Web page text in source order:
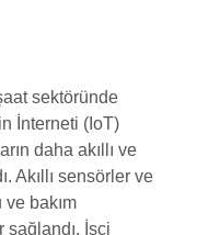
sektöründe
İnterneti (IoT)
daha akıllı ve
Akıllı sensörler ve
bakım
İşçi